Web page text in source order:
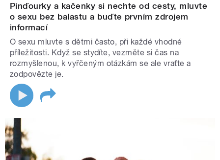
Pinďourky a kačenky si nechte od cesty, mluvte
o sexu bez balastu a buďte prvním zdrojem
informací
O sexu mluvte s dětmi často, při každé vhodné
příležitosti. Když se stydíte, vezměte si čas na
rozmyšlenou, k vyřčeným otázkám se ale vraťte a
zodpovězte je.